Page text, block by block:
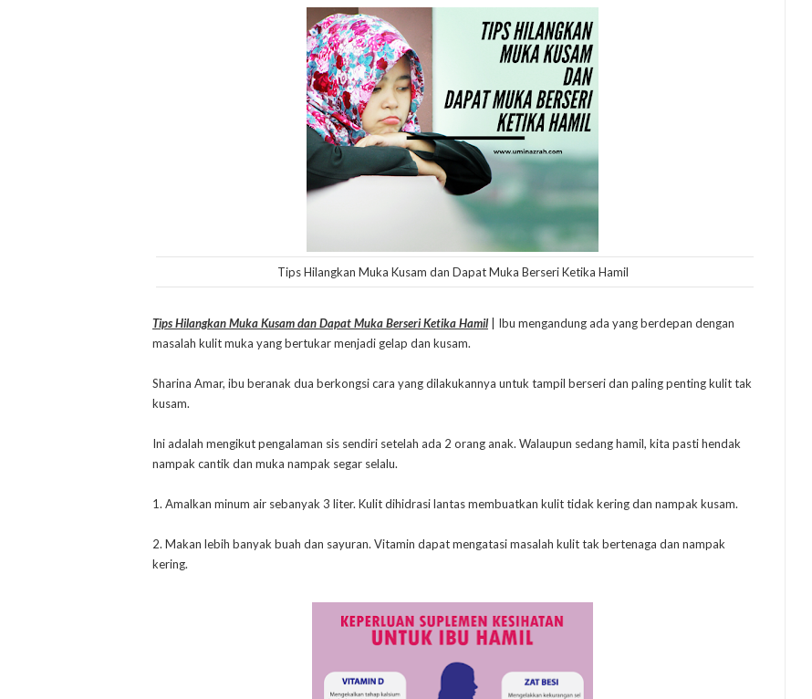
Tips Hilangkan Muka Kusam dan Dapat Muka Berseri Ketika Hamil
Tips Hilangkan Muka Kusam dan Dapat Muka Berseri Ketika Hamil | Ibu mengandung ada yang berdepan dengan
masalah kulit muka yang bertukar menjadi gelap dan kusam.
Sharina Amar, ibu beranak dua berkongsi cara yang dilakukannya untuk tampil berseri dan paling penting kulit tak
kusam.
Ini adalah mengikut pengalaman sis sendiri setelah ada 2 orang anak. Walaupun sedang hamil, kita pasti hendak
nampak cantik dan muka nampak segar selalu.
1. Amalkan minum air sebanyak 3 liter. Kulit dihidrasi lantas membuatkan kulit tidak kering dan nampak kusam.
2. Makan lebih banyak buah dan sayuran. Vitamin dapat mengatasi masalah kulit tak bertenaga dan nampak
kering.